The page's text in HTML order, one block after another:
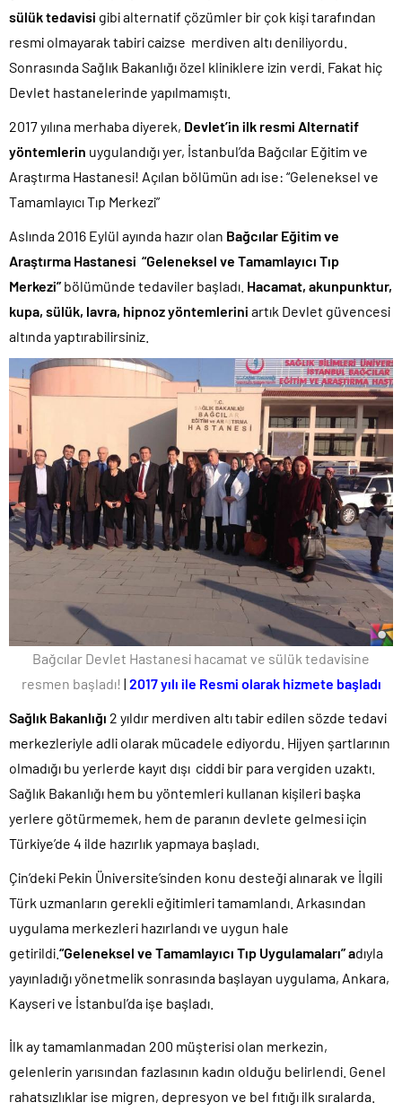
sülük tedavisi gibi alternatif çözümler bir çok kişi tarafından
resmi olmayarak tabiri caizse merdiven altı deniliyordu.
Sonrasında Sağlık Bakanlığı özel kliniklere izin verdi. Fakat hiç
Devlet hastanelerinde yapılmamıştı.
2017 yılına merhaba diyerek, Devlet’in ilk resmi Alternatif
yöntemlerin uygulandığı yer, İstanbul’da Bağcılar Eğitim ve
Araştırma Hastanesi! Açılan bölümün adı ise: “Geleneksel ve
Tamamlayıcı Tıp Merkezi”
Aslında 2016 Eylül ayında hazır olan Bağcılar Eğitim ve
Araştırma Hastanesi “Geleneksel ve Tamamlayıcı Tıp
Merkezi” bölümünde tedaviler başladı. Hacamat, akunpunktur,
kupa, sülük, lavra, hipnoz yöntemlerini artık Devlet güvencesi
altında yaptırabilirsiniz.
Bağcılar Devlet Hastanesi hacamat ve sülük tedavisine
resmen başladı! | 2017 yılı ile Resmi olarak hizmete başladı
Sağlık Bakanlığı 2 yıldır merdiven altı tabir edilen sözde tedavi
merkezleriyle adli olarak mücadele ediyordu. Hijyen şartlarının
olmadığı bu yerlerde kayıt dışı ciddi bir para vergiden uzaktı.
Sağlık Bakanlığı hem bu yöntemleri kullanan kişileri başka
yerlere götürmemek, hem de paranın devlete gelmesi için
Türkiye’de 4 ilde hazırlık yapmaya başladı.
Çin’deki Pekin Üniversite’sinden konu desteği alınarak ve İlgili
Türk uzmanların gerekli eğitimleri tamamlandı. Arkasından
uygulama merkezleri hazırlandı ve uygun hale
getirildi. “Geleneksel ve Tamamlayıcı Tıp Uygulamaları” adıyla
yayınladığı yönetmelik sonrasında başlayan uygulama, Ankara,
Kayseri ve İstanbul’da işe başladı.
İlk ay tamamlanmadan 200 müşterisi olan merkezin,
gelenlerin yarısından fazlasının kadın olduğu belirlendi. Genel
rahatsızlıklar ise migren, depresyon ve bel fıtığı ilk sıralarda.